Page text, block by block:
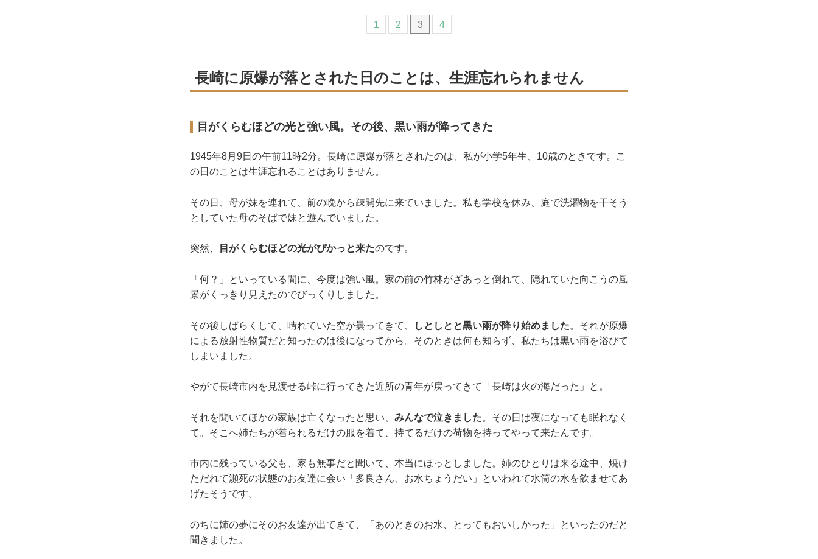
1 2 3 4
長崎に原爆が落とされた日のことは、生涯忘れられません
目がくらむほどの光と強い風。その後、黒い雨が降ってきた
1945年8月9日の午前11時2分。長崎に原爆が落とされたのは、私が小学5年生、10歳のときです。こ
の日のことは生涯忘れることはありません。
その日、母が妹を連れて、前の晩から疎開先に来ていました。私も学校を休み、庭で洗濯物を干そう
としていた母のそばで妹と遊んでいました。
突然、 目がくらむほどの光がぴかっと来たのです。
「何？」といっている間に、今度は強い風。家の前の竹林がざあっと倒れて、隠れていた向こうの風
景がくっきり見えたのでびっくりしました。
その後しばらくして、晴れていた空が曇ってきて、 しとしとと黒い雨が降り始めました。それが原爆
による放射性物質だと知ったのは後になってから。そのときは何も知らず、私たちは黒い雨を浴びて
しまいました。
やがて長崎市内を見渡せる峠に行ってきた近所の青年が戻ってきて「長崎は火の海だった」と。
それを聞いてほかの家族は亡くなったと思い、 みんなで泣きました。その日は夜になっても眠れなく
て。そこへ姉たちが着られるだけの服を着て、持てるだけの荷物を持ってやって来たんです。
市内に残っている父も、家も無事だと聞いて、本当にほっとしました。姉のひとりは来る途中、焼け
ただれて瀕死の状態のお友達に会い「多良さん、お水ちょうだい」といわれて水筒の水を飲ませてあ
げたそうです。
のちに姉の夢にそのお友達が出てきて、「あのときのお水、とってもおいしかった」といったのだと
聞きました。